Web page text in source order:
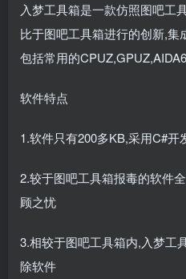
入梦工具箱是一款仿照图吧工
比于图吧工具箱进行的创新,
包括常用的
软件特点
1.软件只有200多KB,采用C#
2.较于图吧工具箱报毒的软件
顾之忧
3.相较于图吧工具箱内,入梦工
除软件